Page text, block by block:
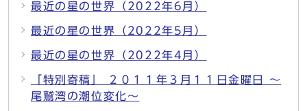
最近の星の世界（2022年6月）
最近の星の世界（2022年5月）
最近の星の世界（2022年4月）
「特別寄稿」 ２０１１年３月１１日金曜日 ～
尾鷲湾の潮位変化～